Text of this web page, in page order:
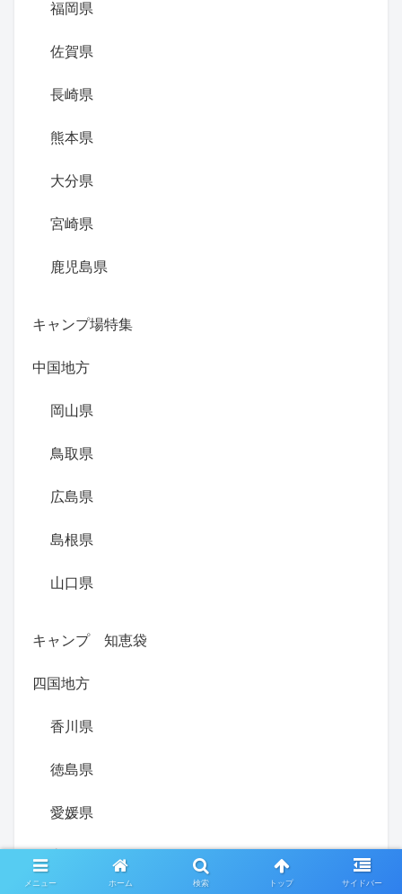
福岡県
佐賀県
長崎県
熊本県
大分県
宮崎県
鹿児島県
キャンプ場特集
中国地方
岡山県
鳥取県
広島県
島根県
山口県
キャンプ 知恵袋
四国地方
香川県
徳島県
愛媛県
メニュー ホーム 検索 トップ サイドバー